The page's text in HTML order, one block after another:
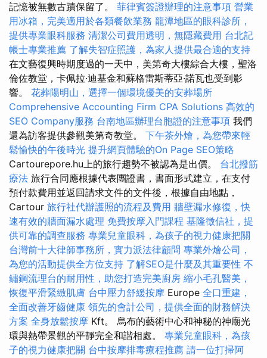
記憶被無數古蹟保留了。 菲律賓簽證辦理的注意事項 營業
用冰箱，完美適用於各類餐飲業務 龍潭地區的眼科診所，
提供專業眼科服務 清潔公司費用透明，無隱藏費用 台北記
帳士專業推薦 了解失智症照護，為家人提供最合適的支持
在文藝復興時期度過的一天中，美第奇大樓綜合大樓，聖洛
倫佐教堂，卡佩拉·迪基金和蘇格雷斯蒂亞·諾瓦也受到影
響。 花葬陽明山，選擇一個環境優美的安葬場所
Comprehensive Accounting Firm CPA Solutions 高效的
SEO Company服務 台南地區辦理台胞證的注意事項 我們
還為訪客提供參觀美第奇教堂。 下午茶外燴，為您帶來輕
鬆愉快的午後時光 提升網頁體驗的On Page SEO策略
Cartourepore.hu上的旅行趨勢不被認為是出價。 台北撥筋
療法 旅行合同應根據代表團證書，書面形式建立，在支付
預付款費用並返回請求文件的文件後，根據自由地點，
Cartour 旅行社代辦護照的流程及費用 牆壁漏水修復，快
速有效的牆面漏水處理 免費按摩入門課程 基隆徵信社，提
供可靠的調查服務 專業兒童眼科，為孩子的視力健康把關
台灣前十大律師事務所，實力派法律顧問 專業外燴公司，
為您的活動提供全方位支持 了解SEO是什麼及其重要性 不
鏽鋼流理台的耐用性，助您打造完美廚房 縮小毛孔醫美，
恢復平滑緊緻肌膚 台中壓力舒緩按摩 Europe 全口重建，
全面改善牙齒健康 領先的會計公司，提供全面的財務解決
方案 全身放鬆按摩 Kft。 烏布的藝術中心和神秘的神廟光
環與熱帶景觀的平靜完全和諧相處。 專業兒童眼科，為孩
子的視力健康把關 台中按摩排毒療程推薦 請一位打掃阿